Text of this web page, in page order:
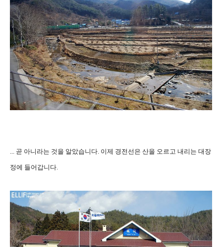
... 곧 아니라는 것을 알았습니다. 이제 경전선은 산을 오르고 내리는 대장
정에 들어갑니다.